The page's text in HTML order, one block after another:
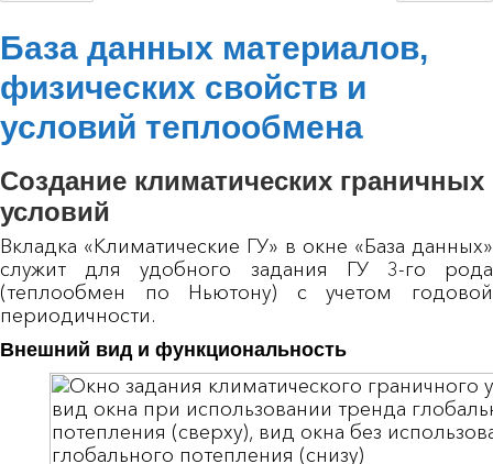
База данных материалов,
физических свойств и
условий теплообмена
Создание климатических граничных
условий
Вкладка «Климатические ГУ» в окне «База данных»
служит для удобного задания ГУ 3-го рода
(теплообмен по Ньютону) с учетом годовой
периодичности.
Внешний вид и функциональность